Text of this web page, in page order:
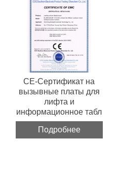
CE-Сертификат на
вызывные платы для
лифта и
информационное табл
Подробнее